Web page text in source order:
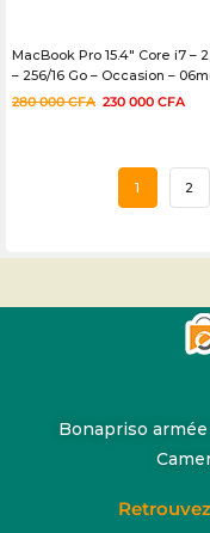
MacBook Pro 15.4″ Core i7 –
– 256/16 Go – Occasion –
280 000CFA 230 000 CFA
1 2
Bonapriso armée